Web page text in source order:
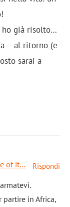
ho già risolto…
– al ritorno (e
sarai a
of it… Rispondi
in Africa,